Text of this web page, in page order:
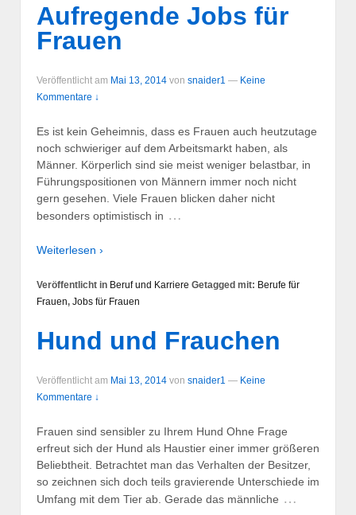
Aufregende Jobs für
Frauen
Veröffentlicht am Mai 13, 2014 von snaider1 — Keine
Kommentare ↓
Es ist kein Geheimnis, dass es Frauen auch heutzutage
noch schwieriger auf dem Arbeitsmarkt haben, als
Männer. Körperlich sind sie meist weniger belastbar, in
Führungspositionen von Männern immer noch nicht
gern gesehen. Viele Frauen blicken daher nicht
besonders optimistisch in …
Weiterlesen ›
Veröffentlicht in Beruf und Karriere Getagged mit: Berufe für
Frauen, Jobs für Frauen
Hund und Frauchen
Veröffentlicht am Mai 13, 2014 von snaider1 — Keine
Kommentare ↓
Frauen sind sensibler zu Ihrem Hund Ohne Frage
erfreut sich der Hund als Haustier einer immer größeren
Beliebtheit. Betrachtet man das Verhalten der Besitzer,
so zeichnen sich doch teils gravierende Unterschiede im
Umfang mit dem Tier ab. Gerade das männliche …